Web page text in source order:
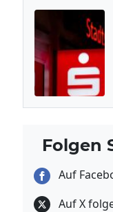
Folgen
Auf
Auf X